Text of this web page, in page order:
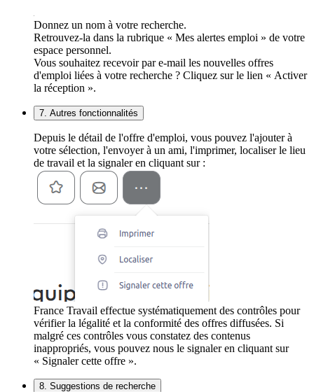
Donnez un nom à votre recherche.
Retrouvez-la dans la rubrique « Mes alertes emploi » de votre
espace personnel.
Vous souhaitez recevoir par e-mail les nouvelles offres
d'emploi liées à votre recherche ? Cliquez sur le lien « Activer
la réception ».
7. Autres fonctionnalités
Depuis le détail de l'offre d'emploi, vous pouvez l'ajouter à
votre sélection, l'envoyer à un ami, l'imprimer, localiser le lieu
de travail et la signaler en cliquant sur :
France Travail effectue systématiquement des contrôles pour
vérifier la légalité et la conformité des offres diffusées. Si
malgré ces contrôles vous constatez des contenus
inappropriés, vous pouvez nous le signaler en cliquant sur
« Signaler cette offre ».
8. Suggestions de recherche